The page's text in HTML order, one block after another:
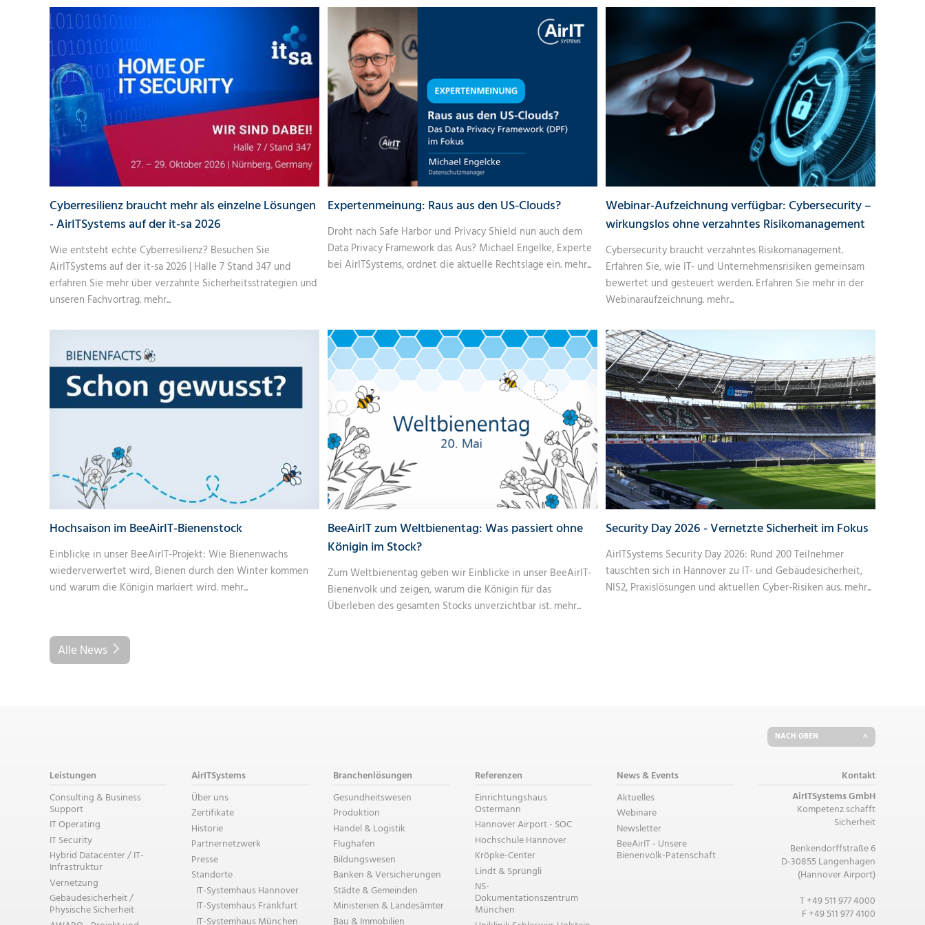
Cyberresilienz braucht mehr als einzelne Lösungen
- AirITSystems auf der it-sa 2026
Wie entsteht echte Cyberresilienz? Besuchen Sie
AirITSystems auf der it-sa 2026 | Halle 7 Stand 347 und
erfahren Sie mehr über verzahnte Sicherheitsstrategien und
unseren Fachvortrag. mehr...
Expertenmeinung: Raus aus den US-Clouds?
Droht nach Safe Harbor und Privacy Shield nun auch dem
Data Privacy Framework das Aus? Michael Engelke, Experte
bei AirITSystems, ordnet die aktuelle Rechtslage ein. mehr...
Webinar-Aufzeichnung verfügbar: Cybersecurity –
wirkungslos ohne verzahntes Risikomanagement
Cybersecurity braucht verzahntes Risikomanagement.
Erfahren Sie, wie IT- und Unternehmensrisiken gemeinsam
bewertet und gesteuert werden. Erfahren Sie mehr in der
Webinaraufzeichnung. mehr...
Hochsaison im BeeAirIT-Bienenstock
Einblicke in unser BeeAirIT-Projekt: Wie Bienenwachs
wiederverwertet wird, Bienen durch den Winter kommen
und warum die Königin markiert wird. mehr...
BeeAirIT zum Weltbienentag: Was passiert ohne
Königin im Stock?
Zum Weltbienentag geben wir Einblicke in unser BeeAirIT-
Bienenvolk und zeigen, warum die Königin für das
Überleben des gesamten Stocks unverzichtbar ist. mehr...
Security Day 2026 - Vernetzte Sicherheit im Fokus
AirITSystems Security Day 2026: Rund 200 Teilnehmer
tauschten sich in Hannover zu IT- und Gebäudesicherheit,
NIS2, Praxislösungen und aktuellen Cyber-Risiken aus. mehr...
Alle News
NACH OBEN
Leistungen
Consulting & Business
Support
IT Operating
IT Security
Hybrid Datacenter / IT-
Infrastruktur
Vernetzung
Gebäudesicherheit /
Physische Sicherheit
AirITSystems
Über uns
Zertifikate
Historie
Partnernetzwerk
Presse
Standorte
IT-Systemhaus Hannover
IT-Systemhaus Frankfurt
IT-Systemhaus München
Branchenlösungen
Gesundheitswesen
Produktion
Handel & Logistik
Flughafen
Bildungswesen
Banken & Versicherungen
Städte & Gemeinden
Ministerien & Landesämter
Bau & Immobilien
Referenzen
Einrichtungshaus
Ostermann
Hannover Airport - SOC
Hochschule Hannover
Kröpke-Center
Lindt & Sprüngli
NS-
Dokumentationszentrum
München
News & Events
Aktuelles
Webinare
Newsletter
BeeAirIT - Unsere
Bienenvolk-Patenschaft
Kontakt
AirITSystems GmbH
Kompetenz schafft
Sicherheit
Benkendorffstraße 6
D-30855 Langenhagen
(Hannover Airport)
T +49 511 977 4000
F +49 511 977 4100